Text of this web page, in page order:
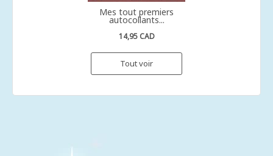
Mes tout premiers
autocollants...
14,95 CAD
Tout voir